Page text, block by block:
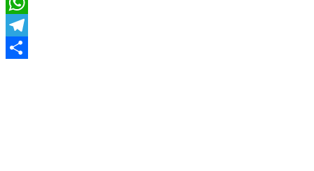
LinkedIn
WhatsApp
Telegram